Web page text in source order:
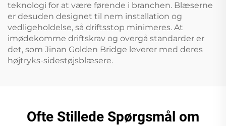
teknologi for at være førende i branchen. Blæserne
er desuden designet til nem installation og
vedligeholdelse, så driftsstop minimeres. At
imødekomme driftskrav og overgå standarder er
det, som Jinan Golden Bridge leverer med deres
højtryks-sidestøjsblæsere.
Ofte Stillede Spørgsmål om